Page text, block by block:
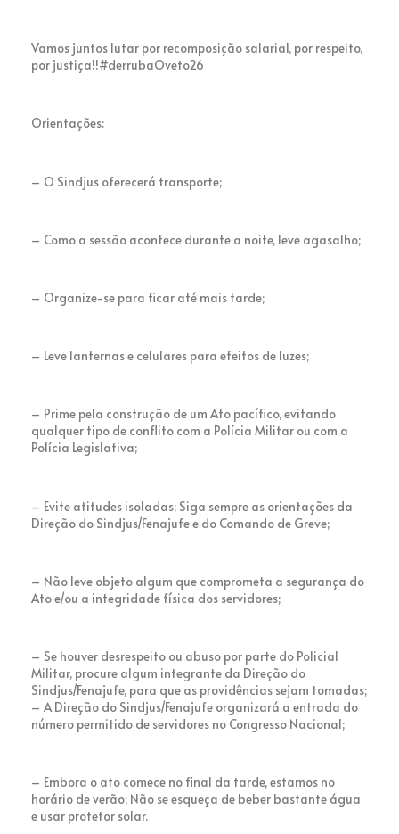
Vamos juntos lutar por recomposição salarial, por respeito,
por justiça!!#derrubaOveto26
Orientações:
– O Sindjus oferecerá transporte;
– Como a sessão acontece durante a noite, leve agasalho;
– Organize-se para ficar até mais tarde;
– Leve lanternas e celulares para efeitos de luzes;
– Prime pela construção de um Ato pacífico, evitando
qualquer tipo de conflito com a Polícia Militar ou com a
Polícia Legislativa;
– Evite atitudes isoladas; Siga sempre as orientações da
Direção do Sindjus/Fenajufe e do Comando de Greve;
– Não leve objeto algum que comprometa a segurança do
Ato e/ou a integridade física dos servidores;
– Se houver desrespeito ou abuso por parte do Policial
Militar, procure algum integrante da Direção do
Sindjus/Fenajufe, para que as providências sejam tomadas;
– A Direção do Sindjus/Fenajufe organizará a entrada do
número permitido de servidores no Congresso Nacional;
– Embora o ato comece no final da tarde, estamos no
horário de verão; Não se esqueça de beber bastante água
e usar protetor solar.